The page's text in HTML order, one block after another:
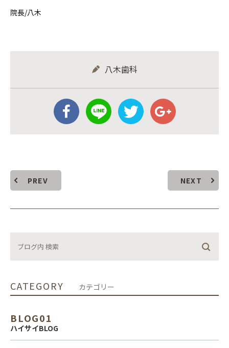
院長/八木
八木歯科
PREV NEXT
CATEGORY カテゴリー
BLOG01
ハイサイBLOG